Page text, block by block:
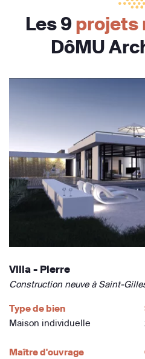
Les 9 projets
DôMU
Villa - Pierre
Construction neuve à Saint-
Type de bien
Maison individuelle
Maître d'ouvrage